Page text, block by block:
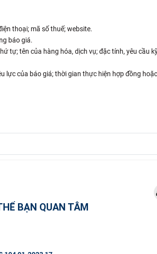
thoại; mã số thuế; website.
báo giá.
tự; tên của hàng hóa, dịch vụ; đặc tính, yêu cầu
của báo giá; thời gian thực hiện hợp đồng
BẠN QUAN TÂM